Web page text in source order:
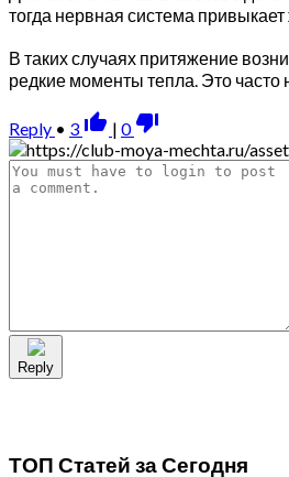
тогда нервная система
В таких случаях притяжение
редкие моменты тепла. Это часто
Reply • 3 thumb_up_alt | 0 thumb_down_alt
Reply
ТОП Статей заСегодня